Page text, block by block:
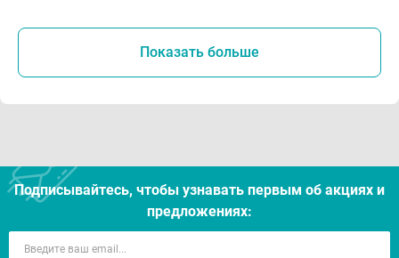
Показать больше
Подписывайтесь, чтобы узнавать первым об акцияx и
предложениях: